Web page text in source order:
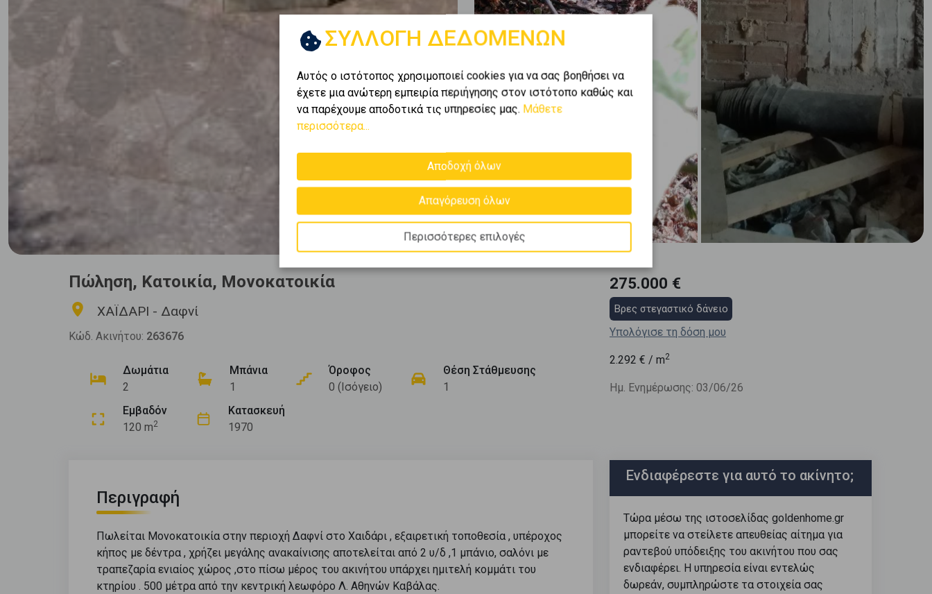
Πώληση, Κατοικία, Μονοκατοικία
ΧΑΪΔΑΡΙ - Δαφνί
Κώδ. Ακινήτου: 263676
Δωμάτια
2
Μπάνια
1
Όροφος
0 (Ισόγειο)
Θέση Στάθμευσης
1
Εμβαδόν
120 m2
Κατασκευή
1970
275.000 €
Βρες στεγαστικό δάνειο
Υπολόγισε τη δόση μου
2.292 € / m2
Ημ. Ενημέρωσης: 03/06/26
Περιγραφή
Πωλείται Μονοκατοικία στην περιοχή Δαφνί στο Χαιδάρι , εξαιρετική τοποθεσία , υπέροχος
κήπος με δέντρα , χρήζει μεγάλης ανακαίνισης αποτελείται από 2 υ/δ ,1 μπάνιο, σαλόνι με
τραπεζαρία ενιαίος χώρος ,στο πίσω μέρος του ακινήτου υπάρχει ημιτελή κομμάτι του
κτηρίου . 500 μέτρα από την κεντρική λεωφόρο Λ. Αθηνών Καβάλας.
Ενδιαφέρεστε για αυτό το ακίνητο;
Τώρα μέσω της ιστοσελίδας goldenhome.gr
μπορείτε να στείλετε απευθείας αίτημα για
ραντεβού υπόδειξης του ακινήτου που σας
ενδιαφέρει. Η υπηρεσία είναι εντελώς
δωρεάν, συμπληρώστε τα στοιχεία σας
ΣΥΛΛΟΓΗ ΔΕΔΟΜΕΝΩΝ
Αυτός ο ιστότοπος χρησιμοποιεί cookies για να σας βοηθήσει να
έχετε μια ανώτερη εμπειρία περιήγησης στον ιστότοπο καθώς και
να παρέχουμε αποδοτικά τις υπηρεσίες μας. Μάθετε
περισσότερα...
Αποδοχή όλων
Απαγόρευση όλων
Περισσότερες επιλογές